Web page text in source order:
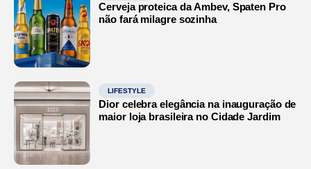
Cerveja proteica da Ambev, Spaten Pro
não fará milagre sozinha
LIFESTYLE
Dior celebra elegância na inauguração de
maior loja brasileira no Cidade Jardim